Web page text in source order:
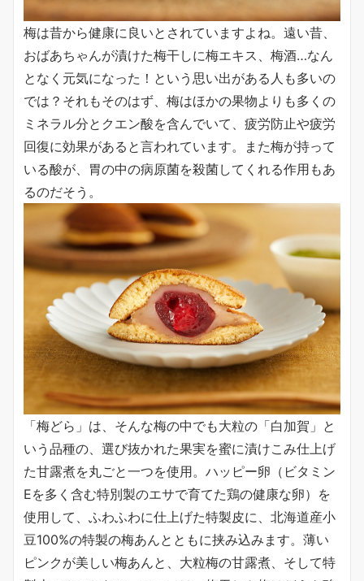
梅は昔から健康に良いとされていますよね。遠い昔、
おばあちゃんが漬けた梅干しに梅エキス、梅酒…なん
となく元気になった！という思い出がある人も多いの
では？それもそのはず、梅はほかの果物よりも多くの
ミネラル分とクエン酸を含んでいて、疲労防止や疲労
回復に効果があると言われています。また梅が持って
いる酸が、胃の中の病原菌を殺菌してくれる作用もあ
るのだそう。
「梅どら」は、そんな梅の中でも大粒の「白加賀」と
いう品種の、選び抜かれた果実を蜜に漬けこみ仕上げ
た甘露煮を丸ごと一つを使用。ハッピー卵（ビタミン
Eを多く含む特別製のエサで育てた鶏の健康な卵）を
使用して、ふわふわに仕上げた特製皮に、北海道産小
豆100%の特製の梅あんとともに挟み込みます。薄い
ピンクが美しい梅あんと、大粒梅の甘露煮、そして特